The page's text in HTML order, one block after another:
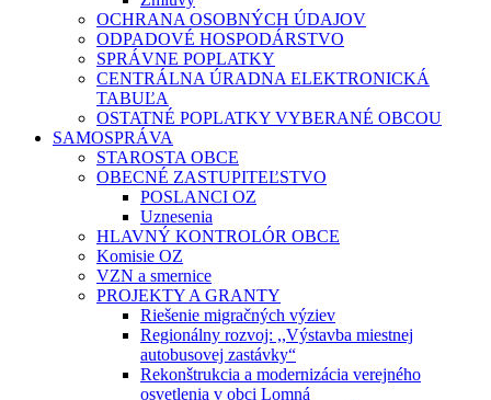
OCHRANA OSOBNÝCH ÚDAJOV
ODPADOVÉ HOSPODÁRSTVO
SPRÁVNE POPLATKY
CENTRÁLNA ÚRADNA ELEKTRONICKÁ
TABUĽA
OSTATNÉ POPLATKY VYBERANÉ OBCOU
SAMOSPRÁVA
STAROSTA OBCE
OBECNÉ ZASTUPITEĽSTVO
POSLANCI OZ
Uznesenia
HLAVNÝ KONTROLÓR OBCE
Komisie OZ
VZN a smernice
PROJEKTY A GRANTY
Riešenie migračných výziev
Regionálny rozvoj: ,,Výstavba miestnej
autobusovej zastávky“
Rekonštrukcia a modernizácia verejného
osvetlenia v obci Lomná